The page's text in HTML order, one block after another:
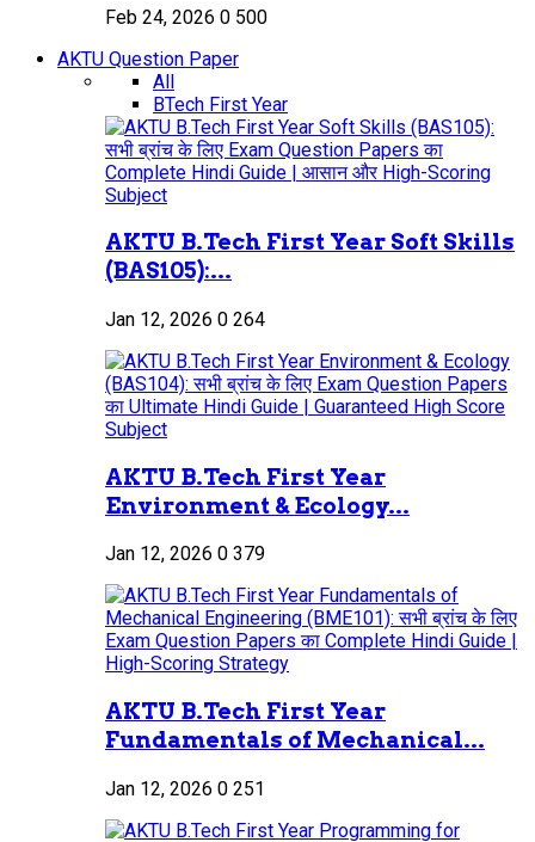
Feb 24, 2026 0 500
AKTU Question Paper
All
BTech First Year
AKTU B.Tech First Year Soft Skills
(BAS105):...
Jan 12, 2026 0 264
AKTU B.Tech First Year
Environment & Ecology...
Jan 12, 2026 0 379
AKTU B.Tech First Year
Fundamentals of Mechanical...
Jan 12, 2026 0 251